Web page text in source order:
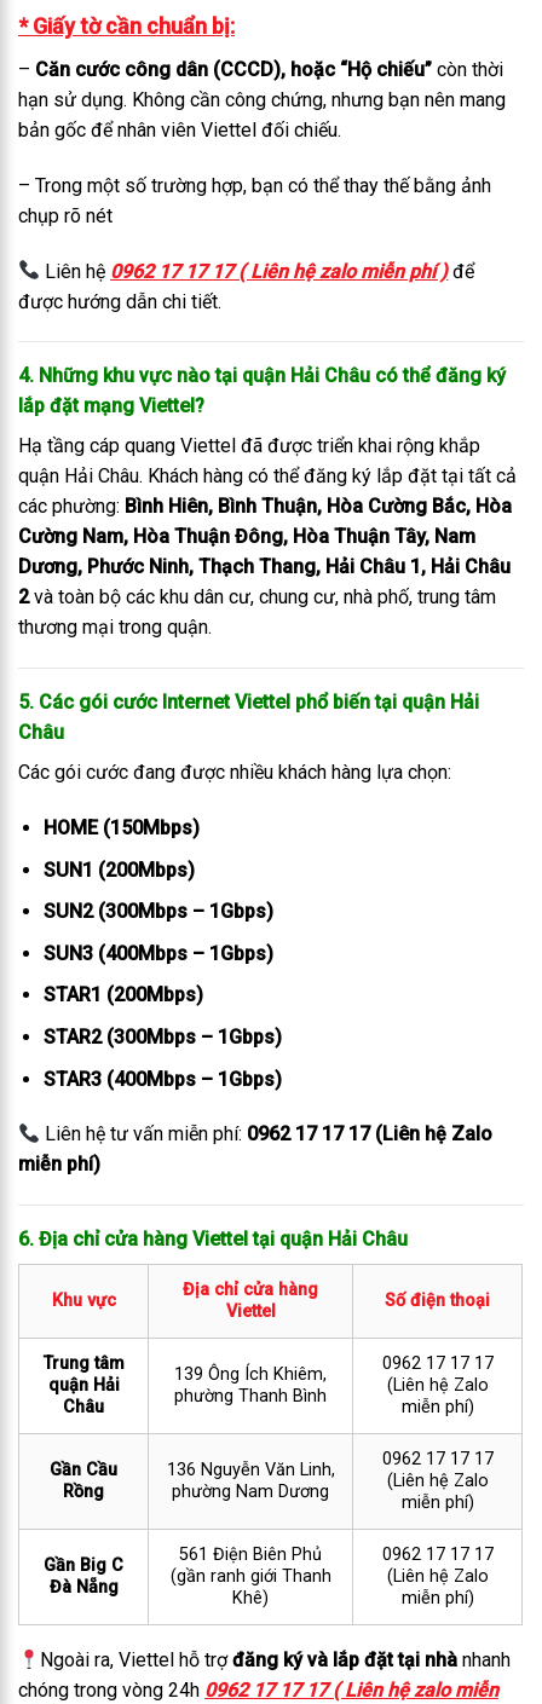
* Giấy tờ cần chuẩn bị:
– Căn cước công dân (CCCD), hoặc “Hộ chiếu” còn thời
hạn sử dụng. Không cần công chứng, nhưng bạn nên mang
bản gốc để nhân viên Viettel đối chiếu.
– Trong một số trường hợp, bạn có thể thay thế bằng ảnh
chụp rõ nét
Liên hệ 0962 17 17 17 ( Liên hệ zalo miễn phí )để
được hướng dẫn chi tiết.
4. Những khu vực nào tại quận Hải Châu có thể đăng ký
lắp đặt mạng Viettel?
Hạ tầng cáp quang Viettel đã được triển khai rộng khắp
quận Hải Châu. Khách hàng có thể đăng ký lắp đặt tại tất cả
các phường: Bình Hiên, Bình Thuận, Hòa Cường Bắc, Hòa
Cường Nam, Hòa Thuận Đông, Hòa Thuận Tây, Nam
Dương, Phước Ninh, Thạch Thang, Hải Châu 1, Hải Châu
2và toàn bộ các khu dân cư, chung cư, nhà phố, trung tâm
thương mại trong quận.
5. Các gói cước Internet Viettel phổ biến tại quận Hải
Châu
Các gói cước đang được nhiều khách hàng lựa chọn:
HOME (150Mbps)
SUN1 (200Mbps)
SUN2 (300Mbps – 1Gbps)
SUN3 (400Mbps – 1Gbps)
STAR1 (200Mbps)
STAR2 (300Mbps – 1Gbps)
STAR3 (400Mbps – 1Gbps)
Liên hệ tư vấn miễn phí: 0962 17 17 17 (Liên hệ Zalo
miễn phí)
6. Địa chỉ cửa hàng Viettel tại quận Hải Châu
Khu vực
Địa chỉ cửa hàng
Viettel
Số điện thoại
Trung tâm
quận Hải
Châu
139 Ông Ích Khiêm,
phường Thanh Bình
0962 17 17 17
(Liên hệ Zalo
miễn phí)
Gần Cầu
Rồng
136 Nguyễn Văn Linh,
phường Nam Dương
0962 17 17 17
(Liên hệ Zalo
miễn phí)
Gần Big C
Đà Nẵng
561 Điện Biên Phủ
(gần ranh giới Thanh
Khê)
0962 17 17 17
(Liên hệ Zalo
miễn phí)
Ngoài ra, Viettel hỗ trợđăng ký và lắp đặt tại nhà nhanh
chóng trong vòng 24h 0962 17 17 17 ( Liên hệ zalo miễn